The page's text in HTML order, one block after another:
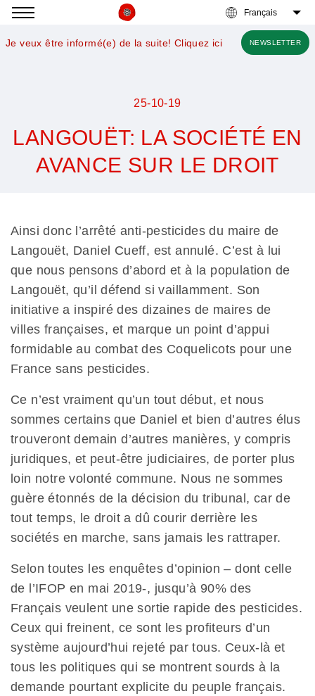
Je veux être informé(e) de la suite! Cliquez ici NEWSLETTER
25-10-19
LANGOUËT: LA SOCIÉTÉ EN
AVANCE SUR LE DROIT
des
coquelicots
Ainsi donc l’arrêté anti-pesticides du maire de
Langouët, Daniel Cueff, est annulé. C’est à lui
que nous pensons d’abord et à la population de
Langouët, qu’il défend si vaillamment. Son
initiative a inspiré des dizaines de maires de
villes françaises, et marque un point d’appui
formidable au combat des Coquelicots pour une
France sans pesticides.
Ce n’est vraiment qu’un tout début, et nous
sommes certains que Daniel et bien d’autres élus
trouveront demain d’autres manières, y compris
juridiques, et peut-être judiciaires, de porter plus
loin notre volonté commune. Nous ne sommes
guère étonnés de la décision du tribunal, car de
tout temps, le droit a dû courir derrière les
sociétés en marche, sans jamais les rattraper.
Selon toutes les enquêtes d’opinion – dont celle
de l’IFOP en mai 2019-, jusqu’à 90% des
Français veulent une sortie rapide des pesticides.
Ceux qui freinent, ce sont les profiteurs d’un
système aujourd’hui rejeté par tous. Ceux-là et
tous les politiques qui se montrent sourds à la
demande pourtant explicite du peuple français.
à